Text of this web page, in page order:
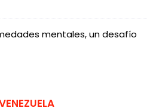
mentales, un desafío